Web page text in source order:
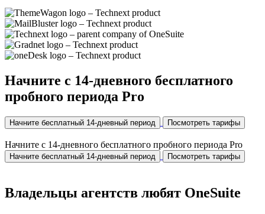
Начните с 14-дневного бесплатного
пробного периода Pro
Начните бесплатный 14-дневный период Посмотреть тарифы
Начните с 14-дневного бесплатного пробного периода Pro
Начните бесплатный 14-дневный период Посмотреть тарифы
Владельцы агентств любят OneSuite